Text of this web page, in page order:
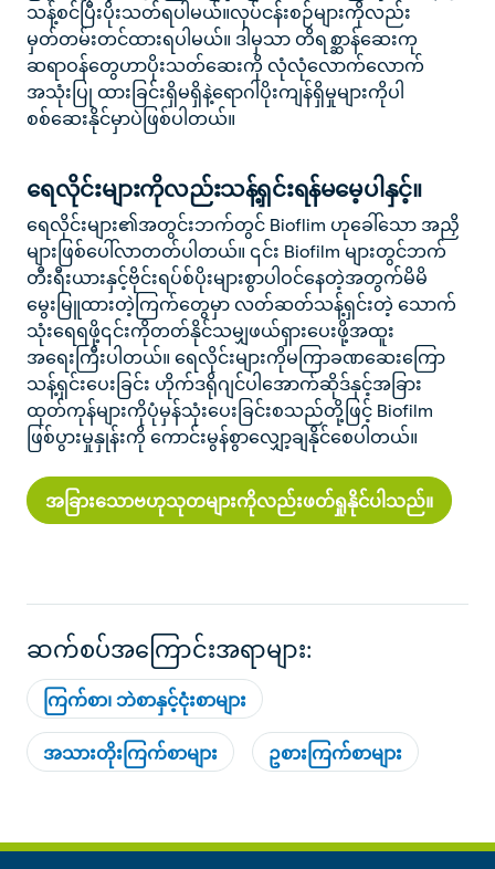
သန့်စင်ပြီးပိုးသတ်ရပါမယ်။လုပ်ငန်းစဉ်များကိုလည်း
မှတ်တမ်းတင်ထားရပါမယ်။ ဒါမှသာ တိရစ္ဆာန်ဆေးကု
ဆရာဝန်တွေဟာပိုးသတ်ဆေးကို လုံလုံလောက်လောက်
အသုံးပြု ထားခြင်းရှိမရှိနဲ့ရောဂါပိုးကျန်ရှိမှုများကိုပါ
စစ်ဆေးနိုင်မှာပဲဖြစ်ပါတယ်။
ရေလိုင်းများကိုလည်းသန့်ရှင်းရန်မမေ့ပါနှင့်။
ရေလိုင်းများ၏အတွင်းဘက်တွင် Bioflim ဟုခေါ်သော အညှိ
များဖြစ်ပေါ်လာတတ်ပါတယ်။ ၎င်း Biofilm များတွင်ဘက်
တီးရီးယားနှင့်ဗိုင်းရပ်စ်ပိုးများစွာပါဝင်နေတဲ့အတွက်မိမိ
မွေးမြူထားတဲ့ကြက်တွေမှာ လတ်ဆတ်သန့်ရှင်းတဲ့ သောက်
သုံးရေရဖို့၎င်းကိုတတ်နိုင်သမျှဖယ်ရှားပေးဖို့အထူး
အရေးကြီးပါတယ်။ ရေလိုင်းများကိုမကြာခဏဆေးကြော
သန့်ရှင်းပေးခြင်း ဟိုက်ဒရိုဂျင်ပါအောက်ဆိုဒ်နှင့်အခြား
ထုတ်ကုန်များကိုပုံမှန်သုံးပေးခြင်းစသည်တို့ဖြင့် Biofilm
ဖြစ်ပွားမှုနှုန်းကို ကောင်းမွန်စွာလျှော့ချနိုင်စေပါတယ်။
အခြားသောဗဟုသုတများကိုလည်းဖတ်ရှုနိုင်ပါသည်။
ဆက်စပ်အကြောင်းအရာများ:
ကြက်စာ၊ ဘဲစာနှင့်ငုံးစာများ
အသားတိုးကြက်စာများ ဥစားကြက်စာများ